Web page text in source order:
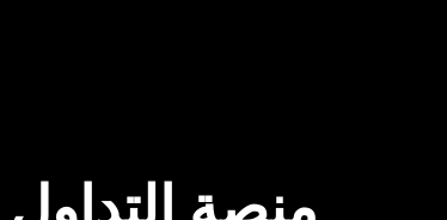
منصة التداول